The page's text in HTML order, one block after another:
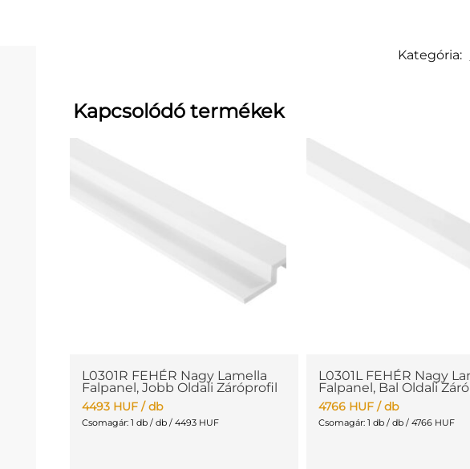
Kategória:
Kapcsolódó termékek
L0301R FEHÉR Nagy Lamella
Falpanel, Jobb Oldali Záróprofil
4493 HUF / db
Csomagár: 1 db / db / 4493 HUF
L0301L FEHÉR Nagy
Falpanel, Bal Oldali
4766 HUF / db
Csomagár: 1 db / db / 4766 HUF